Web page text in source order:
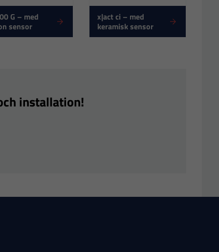
G – med
sensor
x|act ci – med
keramisk sensor
installation!